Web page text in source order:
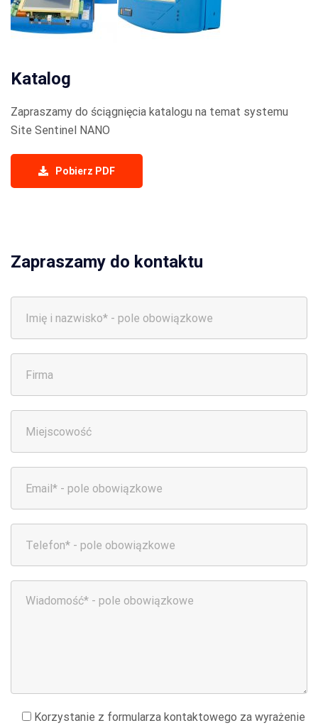
Katalog
Zapraszamy do ściągnięcia katalogu na temat systemu
Site Sentinel NANO
Pobierz PDF
Zapraszamy do kontaktu
Korzystanie z formularza kontaktowego za wyrażenie